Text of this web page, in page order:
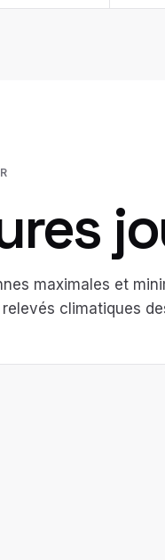
maximales et
climatiques